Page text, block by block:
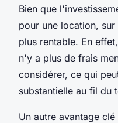
Bien que
pour une location,
plus rentable. En
n'y a plus de frais
considérer, ce qui
substantielle au fil du
Un autre avantage